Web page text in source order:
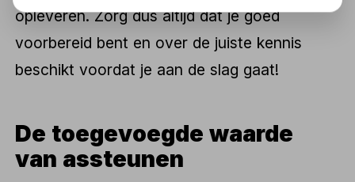
opleveren. Zorg dus altijd dat je goed
voorbereid bent en over de juiste kennis
beschikt voordat je aan de slag gaat!
De toegevoegde waarde
van assteunen